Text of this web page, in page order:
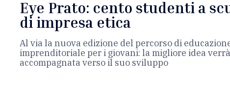
Eye Prato: cento studenti a
di impresa etica
Al via la nuova edizione del percorso di
imprenditoriale per i giovani: la migliore idea verrà
accompagnata verso il suo sviluppo